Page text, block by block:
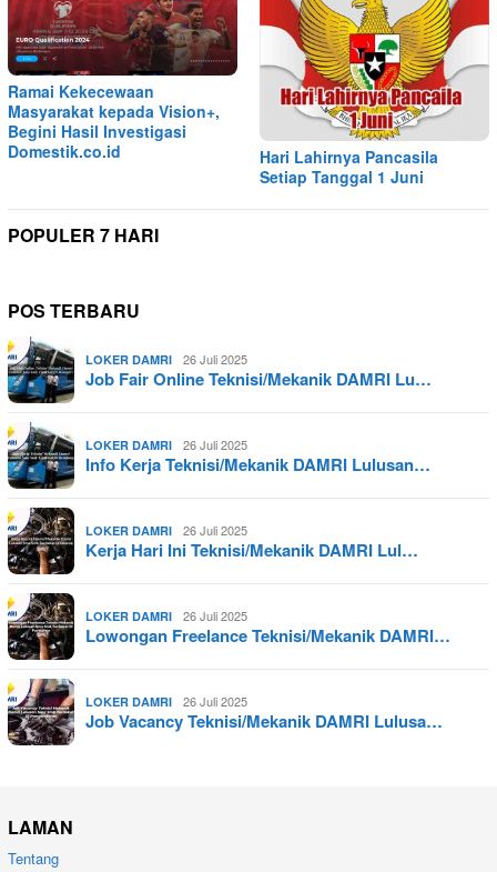
Ramai Kekecewaan
Masyarakat kepada Vision+,
Begini Hasil Investigasi
Domestik.co.id
Hari Lahirnya Pancasila
Setiap Tanggal 1 Juni
POPULER 7 HARI
POS TERBARU
LOKER DAMRI 26 Juli 2025
Job Fair Online Teknisi/Mekanik DAMRI Lu…
LOKER DAMRI 26 Juli 2025
Info Kerja Teknisi/Mekanik DAMRI Lulusan…
LOKER DAMRI 26 Juli 2025
Kerja Hari Ini Teknisi/Mekanik DAMRI Lul…
LOKER DAMRI 26 Juli 2025
Lowongan Freelance Teknisi/Mekanik DAMRI…
LOKER DAMRI 26 Juli 2025
Job Vacancy Teknisi/Mekanik DAMRI Lulusa…
LAMAN
Tentang